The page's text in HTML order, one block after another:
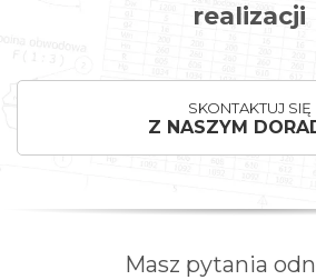
realizacji
SKONTAKTUJ SIĘ
Z NASZYM
Masz pytania